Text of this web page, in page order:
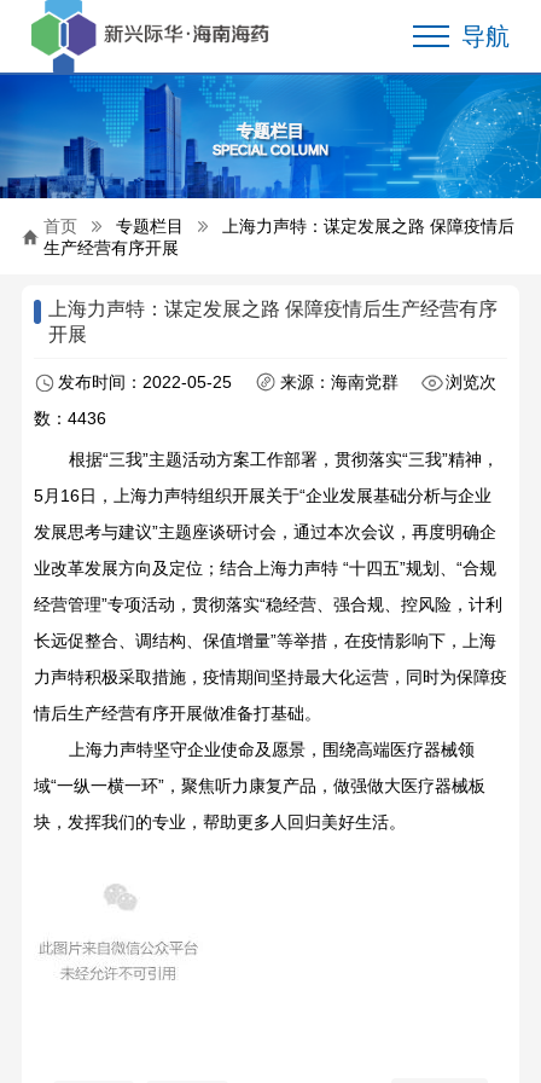
导航
专题栏目
SPECIAL COLUMN
首页 专题栏目
上海力声特：谋定发展之路 保障疫情后
生产经营有序开展
上海力声特：谋定发展之路 保障疫情后生产经营有序
开展
发布时间：2022-05-25 来源：海南党群
浏览次
数：4436
根据“三我”主题活动方案工作部署，贯彻落实“三我”精神，
5月16日，上海力声特组织开展关于“企业发展基础分析与企业
发展思考与建议”主题座谈研讨会，通过本次会议，再度明确企
业改革发展方向及定位；结合上海力声特 “十四五”规划、“合规
经营管理”专项活动，贯彻落实“稳经营、强合规、控风险，计利
长远促整合、调结构、保值增量”等举措，在疫情影响下，上海
力声特积极采取措施，疫情期间坚持最大化运营，同时为保障疫
情后生产经营有序开展做准备打基础。
上海力声特坚守企业使命及愿景，围绕高端医疗器械领
域“一纵一横一环”，聚焦听力康复产品，做强做大医疗器械板
块，发挥我们的专业，帮助更多人回归美好生活。